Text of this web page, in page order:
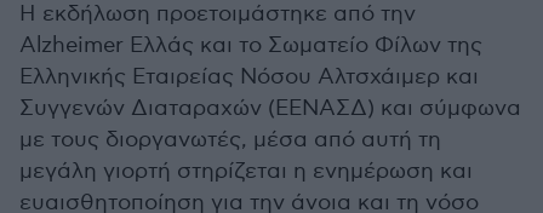
Η εκδήλωση προετοιμάστηκε από την
Alzheimer Ελλάς και το Σωματείο Φίλων της
Ελληνικής Εταιρείας Νόσου Αλτσχάιμερ και
Συγγενών Διαταραχών (ΕΕΝΑΣΔ) και σύμφωνα
με τους διοργανωτές, μέσα από αυτή τη
μεγάλη γιορτή στηρίζεται η ενημέρωση και
ευαισθητοποίηση για την άνοια και τη νόσο